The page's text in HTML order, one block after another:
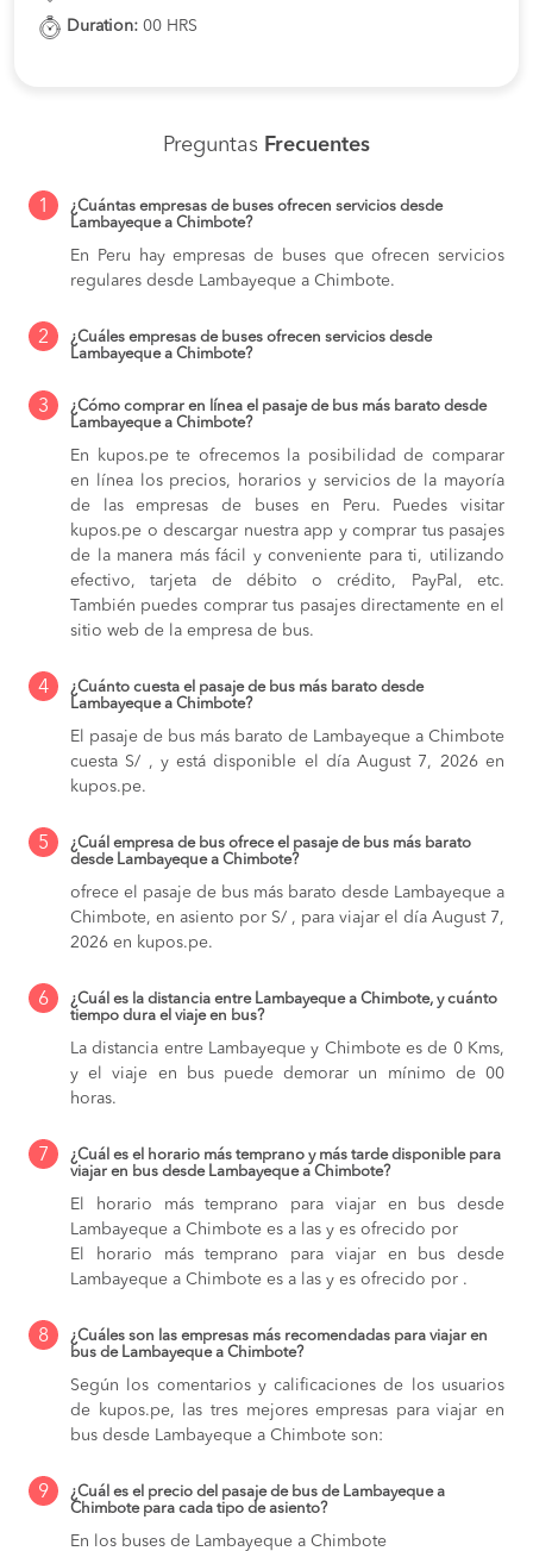
Duration: 00 HRS
Preguntas Frecuentes
1
¿Cuántas empresas de buses ofrecen servicios desde
Lambayeque a Chimbote?
En Peru hay empresas de buses que ofrecen servicios
regulares desde Lambayeque a Chimbote.
2
¿Cuáles empresas de buses ofrecen servicios desde
Lambayeque a Chimbote?
3
¿Cómo comprar en línea el pasaje de bus más barato desde
Lambayeque a Chimbote?
En kupos.pe te ofrecemos la posibilidad de comparar
en línea los precios, horarios y servicios de la mayoría
de las empresas de buses en Peru. Puedes visitar
kupos.pe o descargar nuestra app y comprar tus pasajes
de la manera más fácil y conveniente para ti, utilizando
efectivo, tarjeta de débito o crédito, PayPal, etc.
También puedes comprar tus pasajes directamente en el
sitio web de la empresa de bus.
4
¿Cuánto cuesta el pasaje de bus más barato desde
Lambayeque a Chimbote?
El pasaje de bus más barato de Lambayeque a Chimbote
cuesta S/ , y está disponible el día August 7, 2026 en
kupos.pe.
5
¿Cuál empresa de bus ofrece el pasaje de bus más barato
desde Lambayeque a Chimbote?
ofrece el pasaje de bus más barato desde Lambayeque a
Chimbote, en asiento por S/ , para viajar el día August 7,
2026 en kupos.pe.
6
¿Cuál es la distancia entre Lambayeque a Chimbote, y cuánto
tiempo dura el viaje en bus?
La distancia entre Lambayeque y Chimbote es de 0 Kms,
y el viaje en bus puede demorar un mínimo de 00
horas.
7
¿Cuál es el horario más temprano y más tarde disponible para
viajar en bus desde Lambayeque a Chimbote?
El horario más temprano para viajar en bus desde
Lambayeque a Chimbote es a las y es ofrecido por
El horario más temprano para viajar en bus desde
Lambayeque a Chimbote es a las y es ofrecido por .
8
¿Cuáles son las empresas más recomendadas para viajar en
bus de Lambayeque a Chimbote?
Según los comentarios y calificaciones de los usuarios
de kupos.pe, las tres mejores empresas para viajar en
bus desde Lambayeque a Chimbote son:
9
¿Cuál es el precio del pasaje de bus de Lambayeque a
Chimbote para cada tipo de asiento?
En los buses de Lambayeque a Chimbote